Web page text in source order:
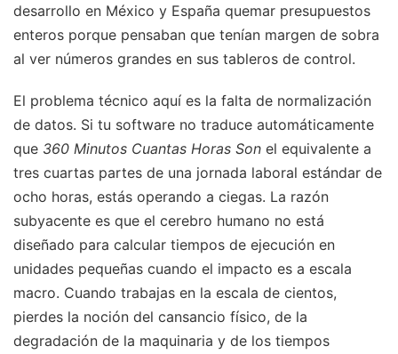
desarrollo en México y España quemar presupuestos
enteros porque pensaban que tenían margen de sobra
al ver números grandes en sus tableros de control.
El problema técnico aquí es la falta de normalización
de datos. Si tu software no traduce automáticamente
que 360 Minutos Cuantas Horas Son el equivalente a
tres cuartas partes de una jornada laboral estándar de
ocho horas, estás operando a ciegas. La razón
subyacente es que el cerebro humano no está
diseñado para calcular tiempos de ejecución en
unidades pequeñas cuando el impacto es a escala
macro. Cuando trabajas en la escala de cientos,
pierdes la noción del cansancio físico, de la
degradación de la maquinaria y de los tiempos